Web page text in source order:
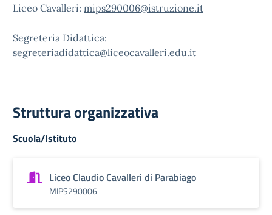
Liceo Cavalleri: mips290006@istruzione.it
Segreteria Didattica:
segreteriadidattica@liceocavalleri.edu.it
Struttura organizzativa
Scuola/Istituto
Liceo Claudio Cavalleri di Parabiago
MIPS290006